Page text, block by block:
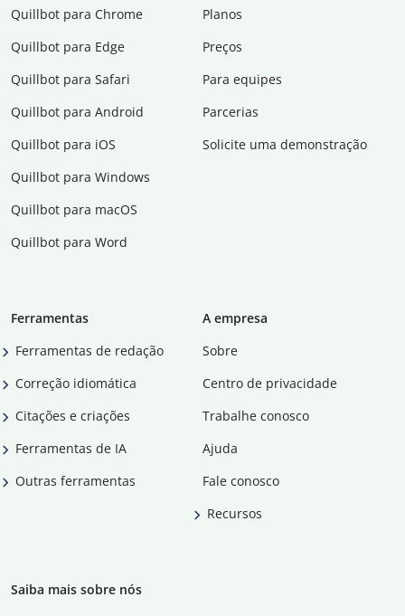
Quillbot para Chrome
Quillbot para Edge
Quillbot para Safari
Quillbot para Android
Quillbot para iOS
Quillbot para Windows
Quillbot para macOS
Quillbot para Word
Planos
Preços
Para equipes
Parcerias
Solicite uma demonstração
Ferramentas
Ferramentas de redação
Correção idiomática
Citações e criações
Ferramentas de IA
Outras ferramentas
A empresa
Sobre
Centro de privacidade
Trabalhe conosco
Ajuda
Fale conosco
Recursos
Saiba mais sobre nós